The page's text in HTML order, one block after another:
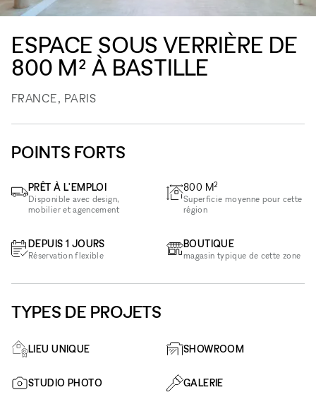
ESPACE SOUS VERRIÈRE DE
800 M² À BASTILLE
FRANCE, PARIS
POINTS FORTS
PRÊT À L'EMPLOI
Disponible avec design,
mobilier et agencement
DEPUIS 1 JOURS
Réservation flexible
800 M2
Superficie moyenne pour cette
région
BOUTIQUE
magasin typique de cette zone
TYPES DE PROJETS
LIEU UNIQUE SHOWROOM
STUDIO PHOTO GALERIE